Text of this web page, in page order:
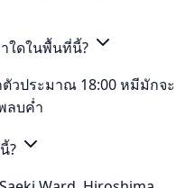
ใดในพื้นที่นี้?
วประมาณ 18:00 หมีมักจะ
ลบค่ำ
?